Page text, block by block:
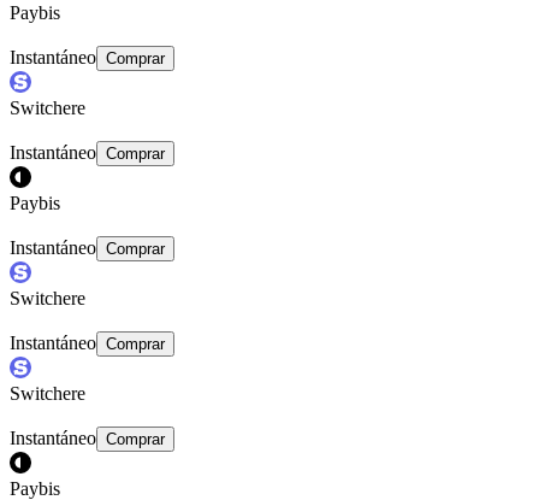
Paybis
Instantáneo Comprar
Switchere
Instantáneo Comprar
Paybis
Instantáneo Comprar
Switchere
Instantáneo Comprar
Switchere
Instantáneo Comprar
Paybis